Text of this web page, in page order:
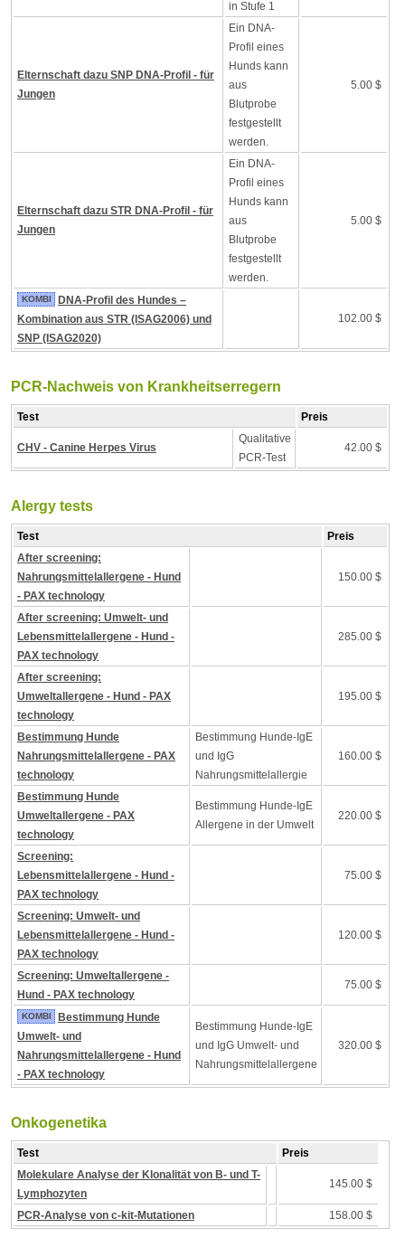
in Stufe 1
Elternschaft dazu SNP DNA-Profil - für
Jungen
Ein DNA-
Profil eines
Hunds kann
aus
Blutprobe
festgestellt
werden.
5.00 $
Elternschaft dazu STR DNA-Profil - für
Jungen
Ein DNA-
Profil eines
Hunds kann
aus
Blutprobe
festgestellt
werden.
5.00 $
KOMBI
DNA-Profil des Hundes –
Kombination aus STR (ISAG2006) und
SNP (ISAG2020)
102.00 $
PCR-Nachweis von Krankheitserregern
Test Preis
CHV - Canine Herpes Virus
Qualitative
PCR-Test
42.00 $
Alergy tests
Test
Preis
After screening:
Nahrungsmittelallergene - Hund
- PAX technology
150.00 $
After screening: Umwelt- und
Lebensmittelallergene - Hund -
PAX technology
285.00 $
After screening:
Umweltallergene - Hund - PAX
technology
195.00 $
Bestimmung Hunde
Nahrungsmittelallergene - PAX
technology
Bestimmung Hunde-IgE
und IgG
Nahrungsmittelallergie
160.00 $
Bestimmung Hunde
Umweltallergene - PAX
technology
Bestimmung Hunde-IgE
Allergene in der Umwelt
220.00 $
Screening:
Lebensmittelallergene - Hund -
PAX technology
75.00 $
Screening: Umwelt- und
Lebensmittelallergene - Hund -
PAX technology
120.00 $
Screening: Umweltallergene -
Hund - PAX technology
75.00 $
KOMBI
Bestimmung Hunde
Umwelt- und
Nahrungsmittelallergene - Hund
- PAX technology
Bestimmung Hunde-IgE
und IgG Umwelt- und
Nahrungsmittelallergene
320.00 $
Onkogenetika
Test
Preis
Molekulare Analyse der Klonalität von B- und T-
Lymphozyten
145.00 $
PCR-Analyse von c-kit-Mutationen 158.00 $